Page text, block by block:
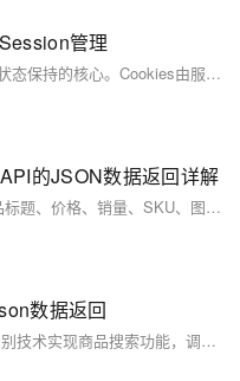
管理
Cookies与Session是Python爬虫中实现状态保持的核心。Cookies由服务器发送、客户端存储，用于标识用户；Session则通过唯一ID在服务端记录会话信息。二者协同实现登录模拟与数据持久化。
的JSON数据返回详解
通过调用taobao.item.get接口，获取商品标题、价格、销量、SKU、图片、属性、促销信息等全量数据。
数据返回
淘宝拍立淘按图搜索API系列通过图像识别技术实现商品搜索功能，调用后返回的JSON数据包含商品标题、图片链接、价格、销量、相似度评分等核心字段，支持分页和详细商品信息展示。以下是该API接口返回的JSON数据示例及详细解析：